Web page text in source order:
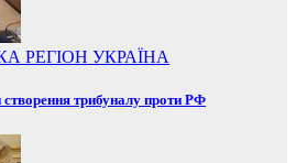
РЕГІОН УКРАЇНА
трибуналу проти РФ